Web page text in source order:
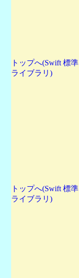
トップへ(Swift 標準
ライブラリ)
トップへ(Swift 標準
ライブラリ)